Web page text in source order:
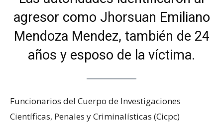
agresor como Jhorsuan Emiliano
Mendoza Mendez, también de 24
años y esposo de la víctima.
Funcionarios del Cuerpo de Investigaciones
Científicas, Penales y Criminalísticas (Cicpc)